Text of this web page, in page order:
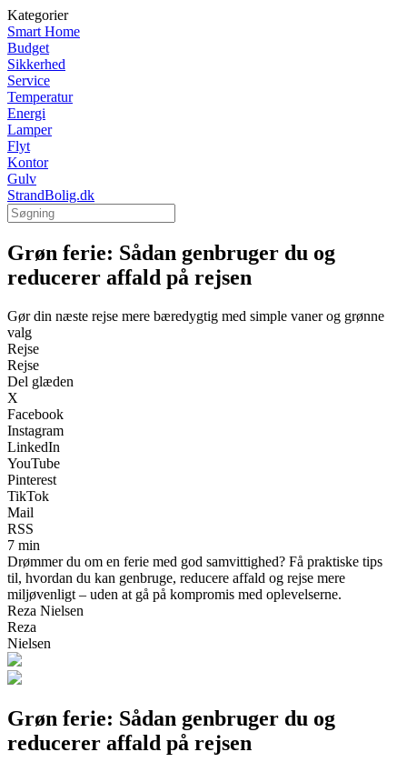
Kategorier
Smart Home
Budget
Sikkerhed
Service
Temperatur
Energi
Lamper
Flyt
Kontor
Gulv
StrandBolig.dk
Grøn ferie: Sådan genbruger du og
reducerer affald på rejsen
Gør din næste rejse mere bæredygtig med simple vaner og grønne
valg
Rejse
Rejse
Del glæden
X
Facebook
Instagram
LinkedIn
YouTube
Pinterest
TikTok
Mail
RSS
7 min
Drømmer du om en ferie med god samvittighed? Få praktiske tips
til, hvordan du kan genbruge, reducere affald og rejse mere
miljøvenligt – uden at gå på kompromis med oplevelserne.
Reza Nielsen
Reza
Nielsen
Grøn ferie: Sådan genbruger du og
reducerer affald på rejsen